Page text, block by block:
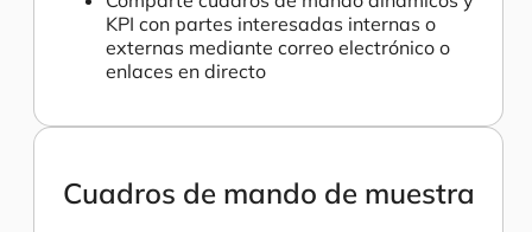
KPI con partes interesadas internas o
externas mediante correo electrónico o
enlaces en directo
Cuadros de mando de muestra